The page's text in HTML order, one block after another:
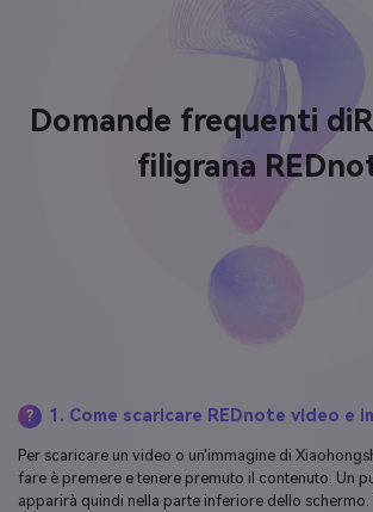
Domande frequenti di
filigrana
? 1. Come scaricare REDnote video e
Per scaricare un video o un'immagine di
fare è premere e tenere premuto il contenuto. Un
apparirà quindi nella parte inferiore dello